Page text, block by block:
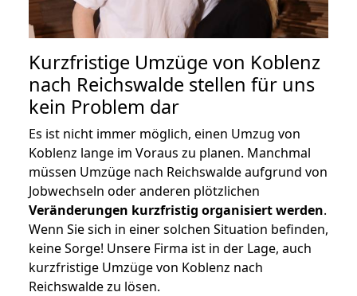
Kurzfristige Umzüge von Koblenz
nach Reichswalde stellen für uns
kein Problem dar
Es ist nicht immer möglich, einen Umzug von
Koblenz lange im Voraus zu planen. Manchmal
müssen Umzüge nach Reichswalde aufgrund von
Jobwechseln oder anderen plötzlichen
Veränderungen kurzfristig organisiert werden.
Wenn Sie sich in einer solchen Situation befinden,
keine Sorge! Unsere Firma ist in der Lage, auch
kurzfristige Umzüge von Koblenz nach
Reichswalde zu lösen.